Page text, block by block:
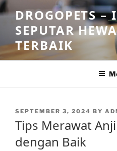
Skip
to
content
DROGOPETS –
SEPUTAR
TERBAIK
POSTED
ON
SEPTEMBER 3, 2024 BY
Tips Merawat
dengan Baik